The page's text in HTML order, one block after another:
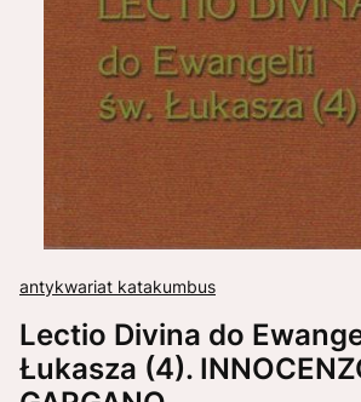
antykwariat katakumbus
Lectio Divina do
Łukasza (4).